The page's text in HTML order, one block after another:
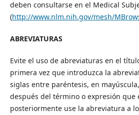
deben consultarse en el Medical
(http://www.nlm.nih.gov/mesh/
ABREVIATURAS
Evite el uso de abreviaturas en el
primera vez que introduzca la
siglas entre paréntesis, en
después del término o expresión que
posteriormente use la abreviatura a